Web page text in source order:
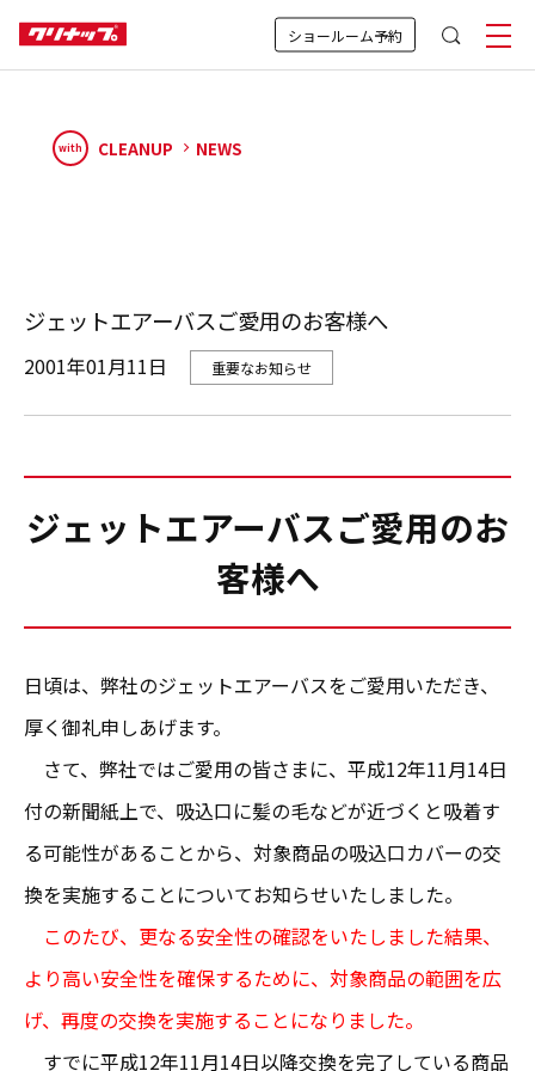
ショールーム予約
with CLEANUP NEWS
ジェットエアーバスご愛用のお客様へ
2001年01月11日 重要なお知らせ
ジェットエアーバスご愛用のお
客様へ
日頃は、弊社のジェットエアーバスをご愛用いただき、
厚く御礼申しあげます。
さて、弊社ではご愛用の皆さまに、平成12年11月14日
付の新聞紙上で、吸込口に髪の毛などが近づくと吸着す
る可能性があることから、対象商品の吸込口カバーの交
換を実施することについてお知らせいたしました。
このたび、更なる安全性の確認をいたしました結果、
より高い安全性を確保するために、対象商品の範囲を広
げ、再度の交換を実施することになりました。
すでに平成12年11月14日以降交換を完了している商品